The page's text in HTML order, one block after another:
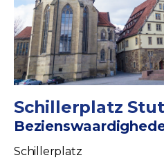
Schillerplatz
Schillerplatz